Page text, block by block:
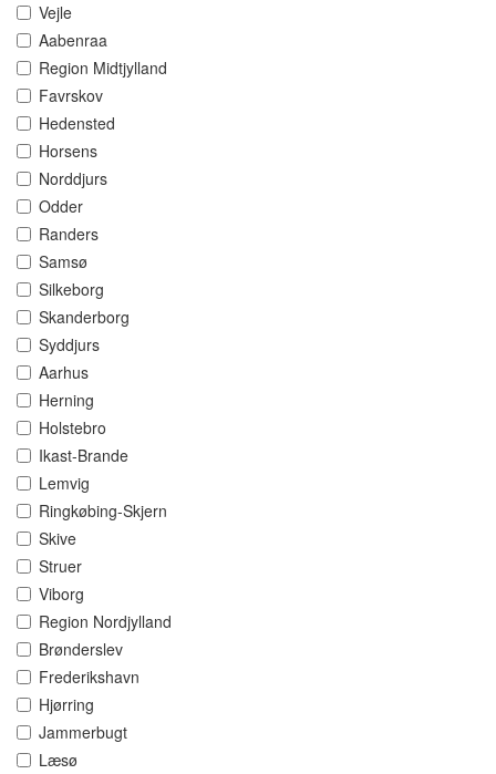
Vejle
Aabenraa
Region Midtjylland
Favrskov
Hedensted
Horsens
Norddjurs
Odder
Randers
Samsø
Silkeborg
Skanderborg
Syddjurs
Aarhus
Herning
Holstebro
Ikast-Brande
Lemvig
Ringkøbing-Skjern
Skive
Struer
Viborg
Region Nordjylland
Brønderslev
Frederikshavn
Hjørring
Jammerbugt
Læsø